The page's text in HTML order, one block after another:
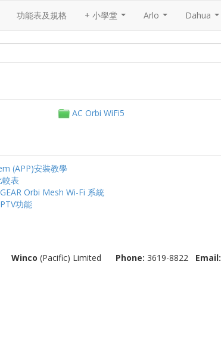
功能表及規格 + 小學堂 Arlo Dahua
AC Orbi WiFi5
(APP)安裝教學
表
Orbi Mesh Wi-Fi 系統
功能
Winco (Pacific) Limited Phone: 3619-8822 Email: